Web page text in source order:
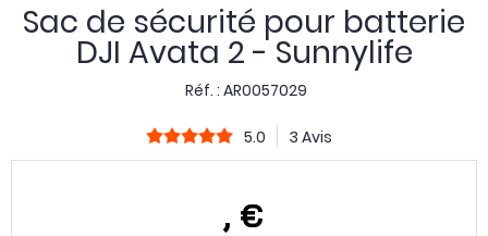
Sac de sécurité pour batterie
DJI Avata 2 - Sunnylife
Réf. : AR0057029
5.0 3 Avis
, €